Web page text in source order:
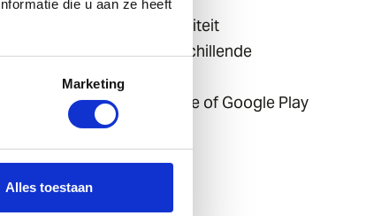
die u aan ze heeft
Marketing
Alles toestaan
voor optimale kwaliteit
scan de code met verschillende
app in de App Store of Google Play